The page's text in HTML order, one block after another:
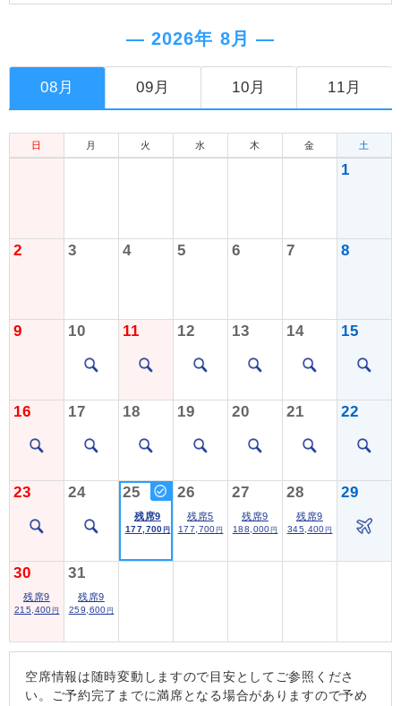
― 2026年 8月 ―
08月 09月 10月 11月
日 月 火 水 木 金 土
1
2 3 4 5 6 7 8
9 10 11 12 13 14 15
16 17 18 19 20 21 22
23 24 25
残席9
177,700 円
26
残席5
177,700 円
27
残席9
188,000 円
28
残席9
345,400 円
29
30
残席9
215,400 円
31
残席9
259,600 円
空席情報は随時変動しますので目安としてご参照くださ
い。ご予約完了までに満席となる場合がありますので予め